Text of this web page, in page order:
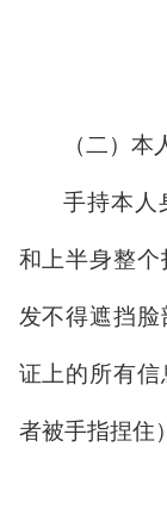
（二）本
手持本人
和上半身整
发不得遮挡
证上的所有
者被手指捏住